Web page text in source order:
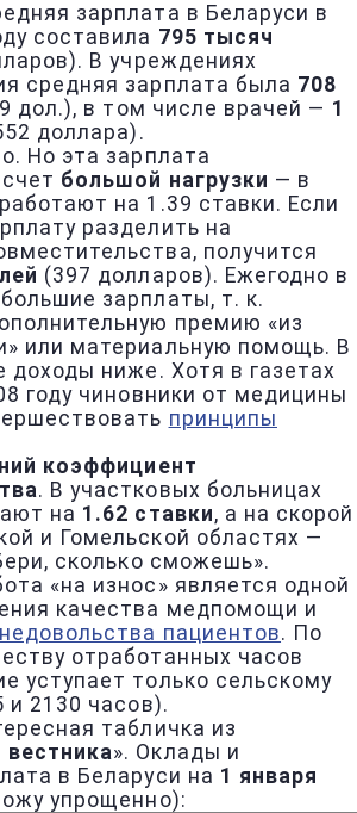
зарплата в Беларуси в
составила 795 тысяч
В учреждениях
средняя зарплата была 708
дол.), в том числе врачей — 1
доллара).
Но эта зарплата
большой нагрузки — в
на 1.39 ставки. Если
разделить на
получится
(397 долларов). Ежегодно в
зарплаты, т. к.
премию «из
или материальную помощь. В
доходы ниже. Хотя в газетах
году чиновники от медицины
принципы
коэффициент
. В участковых больницах
на 1.62 ставки, а на скорой
и Гомельской областях —
сколько сможешь».
«на износ» является одной
качества медпомощи и
недовольства пациентов. По
отработанных часов
уступает только сельскому
и 2130 часов).
табличка из
». Оклады и
в Беларуси на 1 января
упрощенно):